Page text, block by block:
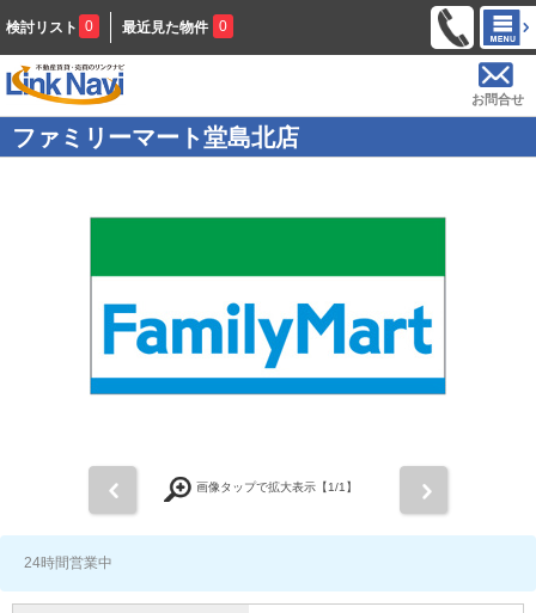
検討リスト 0 最近見た物件 0
お問合せ
ファミリーマート堂島北店
画像タップで拡大表示【1/1】
24時間営業中